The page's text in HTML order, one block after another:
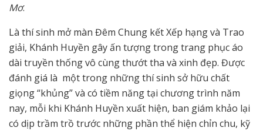
Mơ.
Là thí sinh mở màn Đêm Chung kết Xếp hạng và Trao
giải, Khánh Huyền gây ấn tượng trong trang phục áo
dài truyền thống vô cùng thướt tha và xinh đẹp. Được
đánh giá là một trong những thí sinh sở hữu chất
giọng “khủng” và có tiềm năng tại chương trình năm
nay, mỗi khi Khánh Huyền xuất hiện, ban giám khảo lại
có dịp trầm trồ trước những phần thể hiện chỉn chu, kỹ